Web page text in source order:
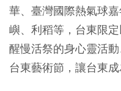
華、臺灣國際熱氣球
嶼、利稻等，台東限
醒慢活祭的身心靈活
台東藝術節，讓台東成